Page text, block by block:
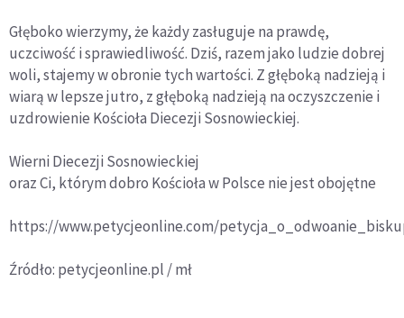
Głęboko wierzymy, że każdy zasługuje na prawdę,
uczciwość i sprawiedliwość. Dziś, razem jako ludzie dobrej
woli, stajemy w obronie tych wartości. Z głęboką nadzieją i
wiarą w lepsze jutro, z głęboką nadzieją na oczyszczenie i
uzdrowienie Kościoła Diecezji Sosnowieckiej.
Wierni Diecezji Sosnowieckiej
oraz Ci, którym dobro Kościoła w Polsce nie jest obojętne
https://www.petycjeonline.com/
Źródło: petycjeonline.pl / mł